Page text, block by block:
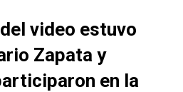
video estuvo
Zapata y
en la